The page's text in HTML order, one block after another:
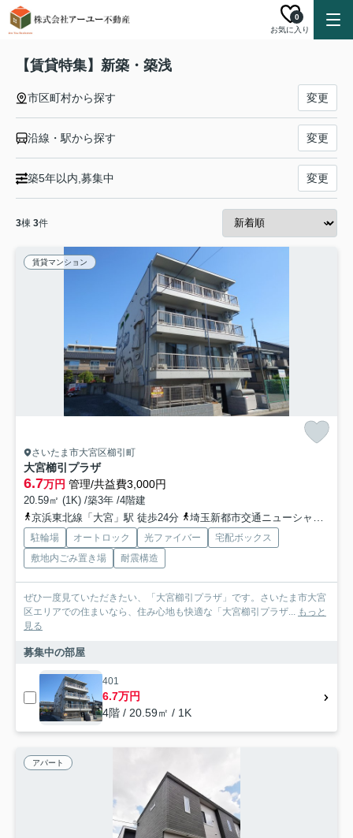
お気に入り
0
【賃貸特集】新築・築浅
市区町村から探す 変更
沿線・駅から探す 変更
築5年以内,募集中 変更
3棟 3件
賃貸マンション
さいたま市大宮区櫛引町
大宮櫛引プラザ
6.7万円 管理/共益費3,000円
20.59㎡ (1K) /築3年 /4階建
京浜東北線「大宮」駅 徒歩24分
埼玉新都市交通ニューシャトル「鉄道博物館（大成）」駅 徒歩15分
駐輪場 オートロック 光ファイバー
宅配ボックス
敷地内ごみ置き場
耐震構造
ぜひ一度見ていただきたい、「大宮櫛引プラザ」です。さいたま市大宮
区エリアでの住まいなら、住み心地も快適な「大宮櫛引プラザ... もっと
見る
募集中の部屋
401
6.7万円
4階 / 20.59㎡ / 1K
アパート